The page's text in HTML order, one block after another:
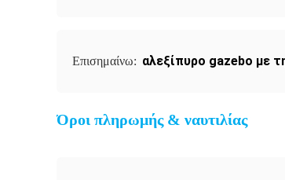
Επισημαίνω: αλεξίπυρο gazebo με
Όροι πληρωμής & ναυτιλίας